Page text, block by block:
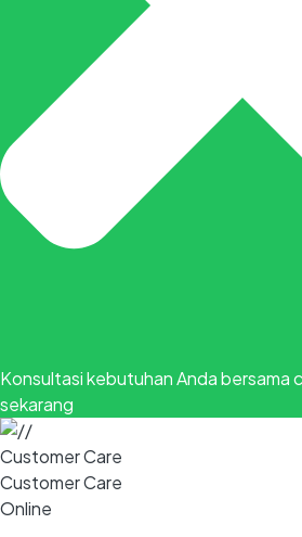
Konsultasi kebutuhan Anda bersama
sekarang
Customer Care
Customer Care
Online